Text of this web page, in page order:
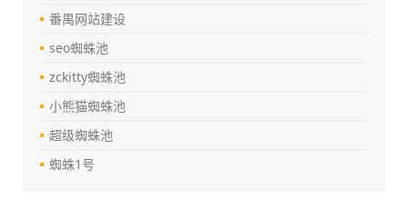
番禺网站建设
seo蜘蛛池
zckitty蜘蛛池
小熊猫蜘蛛池
超级蜘蛛池
蜘蛛1号